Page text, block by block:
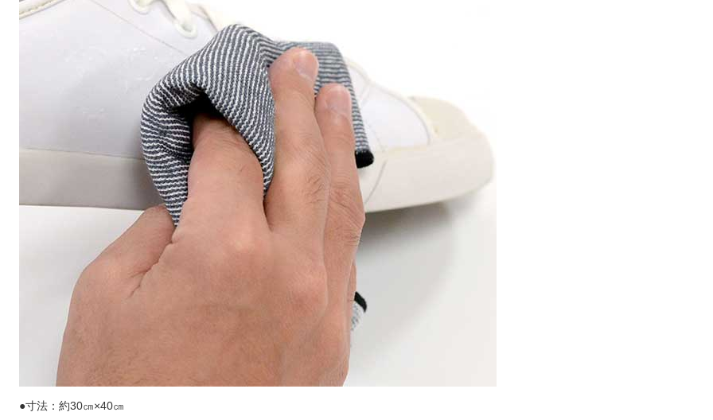
●寸法：約30㎝×40㎝